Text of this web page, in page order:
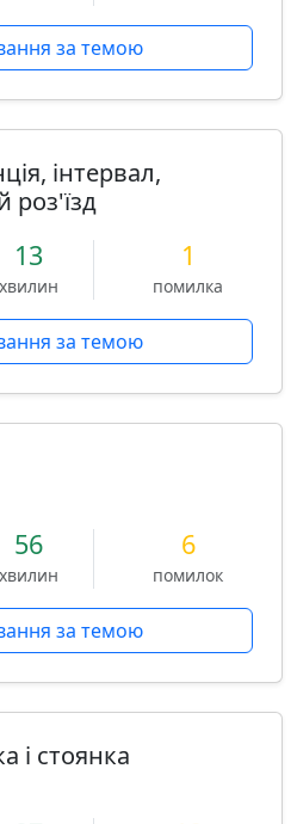
за темою
інтервал,
роз'їзд
13
хвилин
1
помилка
за темою
56
хвилин
6
помилок
за темою
і стоянка